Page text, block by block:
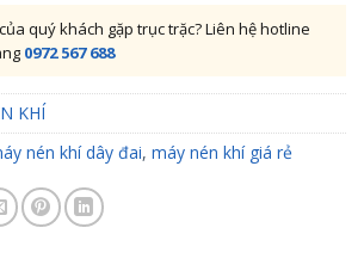
quý khách gặp trục trặc? Liên hệ hotline
0972 567 688
KHÍ
nén khí dây đai, máy nén khí giá rẻ